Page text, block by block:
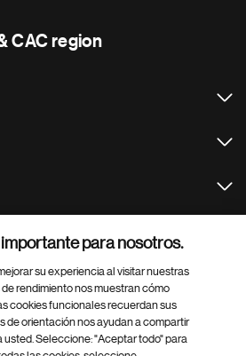
CAC region
para nosotros.
su experiencia al visitar nuestras
rendimiento nos muestran cómo
cookies funcionales recuerdan sus
de orientación nos ayudan a compartir
Seleccione: "Aceptar todo" para